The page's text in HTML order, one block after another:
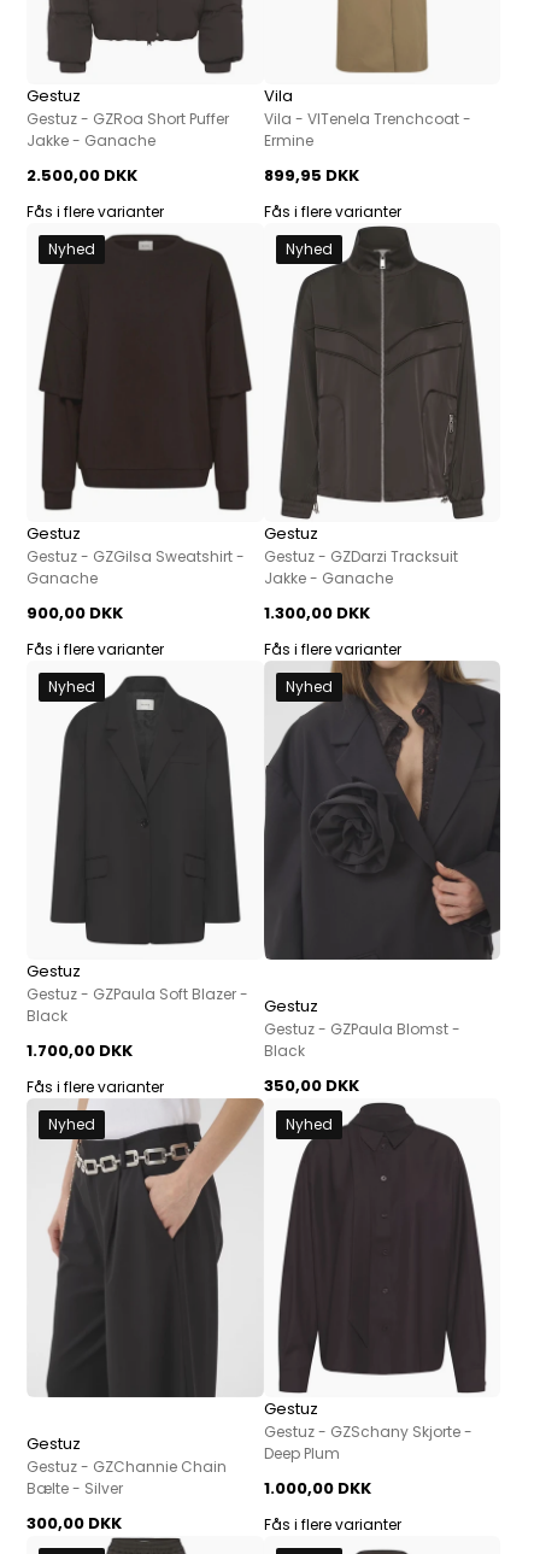
Gestuz
Gestuz - GZRoa Short Puffer
Jakke - Ganache
2.500,00 DKK
Fås i flere varianter
Vila
Vila - VITenela Trenchcoat -
Ermine
899,95 DKK
Fås i flere varianter
Nyhed
Gestuz
Gestuz - GZGilsa Sweatshirt -
Ganache
900,00 DKK
Fås i flere varianter
Nyhed
Gestuz
Gestuz - GZDarzi Tracksuit
Jakke - Ganache
1.300,00 DKK
Fås i flere varianter
Nyhed
Gestuz
Gestuz - GZPaula Soft Blazer -
Black
1.700,00 DKK
Fås i flere varianter
Nyhed
Gestuz
Gestuz - GZPaula Blomst -
Black
350,00 DKK
Nyhed
Gestuz
Gestuz - GZChannie Chain
Bælte - Silver
300,00 DKK
Nyhed
Gestuz
Gestuz - GZSchany Skjorte -
Deep Plum
1.000,00 DKK
Fås i flere varianter